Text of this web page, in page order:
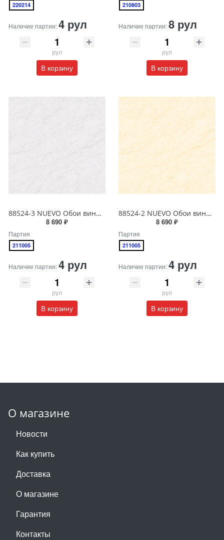
220214
Наличие партии:4 рул
рул
В корзину
210803
Наличие партии:8 рул
рул
В корзину
88524-3 NUEVO Обои виниловые на бумажной основе 1.06*15.6
8 690 ₽
Партия
211005
Наличие партии:4 рул
рул
В корзину
88524-2 NUEVO Обои виниловые на бумажной основе 1.06*15.6
8 690 ₽
Партия
211005
Наличие партии:4 рул
рул
В корзину
О магазине
Новости
Как купить
Доставка
О магазине
Гарантия
Контакты